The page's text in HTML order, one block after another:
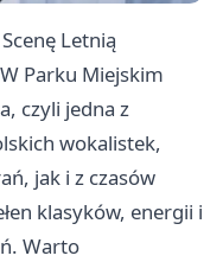
Letnią
Parku Miejskim
czyli jedna z
wokalistek,
jak i z czasów
klasyków, energii i
Warto